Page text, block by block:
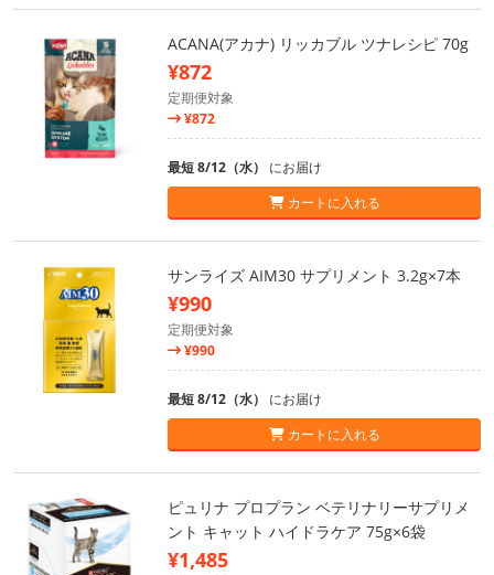
ACANA(アカナ) リッカブル ツナレシピ 70g
¥872
定期便対象
¥872
最短 8/12（水） にお届け
カートに入れる
サンライズ AIM30 サプリメント 3.2g×7本
¥990
定期便対象
¥990
最短 8/12（水） にお届け
カートに入れる
ピュリナ プロプラン ベテリナリーサプリメ
ント キャット ハイドラケア 75g×6袋
¥1,485